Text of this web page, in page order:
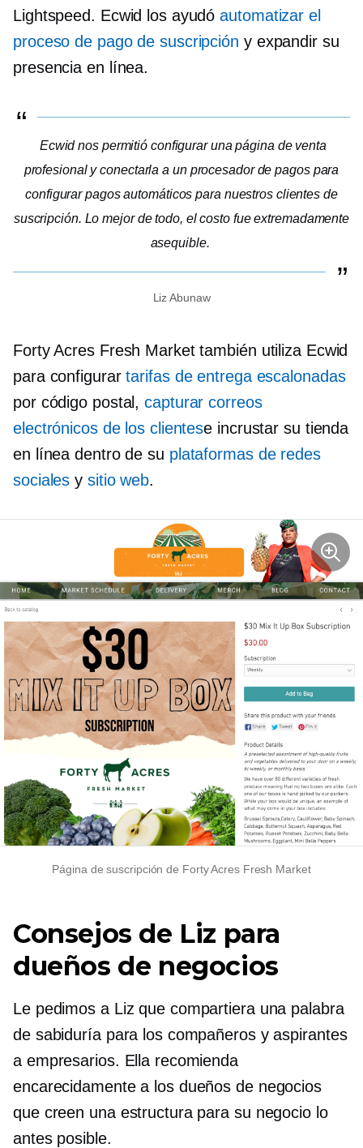
Lightspeed. Ecwid los ayudóautomatizar el
proceso de pago de suscripción y expandir su
presencia en línea.
Ecwid nos permitió configurar una página de venta
profesional y conectarla a un procesador de pagos para
configurar pagos automáticos para nuestros clientes de
suscripción. Lo mejor de todo, el costo fue extremadamente
asequible.
Liz Abunaw
Forty Acres Fresh Market también utiliza Ecwid
para configurartarifas de entrega escalonadas
por código postal,capturar correos
electrónicos de los clientese incrustar su tienda
en línea dentro de su plataformas de redes
sociales y sitio web.
Página de suscripción de Forty Acres Fresh Market
Consejos de Liz para
dueños de negocios
Le pedimos a Liz que compartiera una palabra
de sabiduría para los compañeros y aspirantes
a empresarios. Ella recomienda
encarecidamente a los dueños de negocios
que creen una estructura para su negocio lo
antes posible.